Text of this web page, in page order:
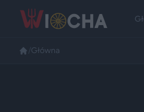
Główna